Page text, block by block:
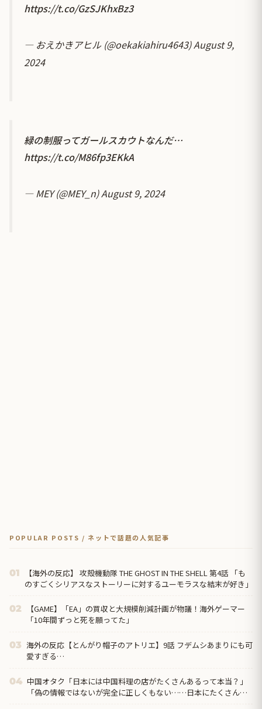
https://t.co/GzSJKhxBz3
— おえかきアヒル (@oekakiahiru4643)August 9,
2024
緑の制服ってガールスカウトなんだ…
https://t.co/M86fp3EKkA
— MEY (@MEY_n)August 9, 2024
POPULAR POSTS / ネットで話題の人気記事
01
【海外の反応】 攻殻機動隊 THE GHOST IN THE SHELL 第4話 「も
のすごくシリアスなストーリーに対するユーモラスな結末が好き」
02
【GAME】「EA」の買収と大規模削減計画が物議！海外ゲーマー
「10年間ずっと死を願ってた」
03 海外の反応【とんがり帽子のアトリエ】9話 フデムシあまりにも可
愛すぎる…
04 中国オタク「日本には中国料理の店がたくさんあるって本当？」
「偽の情報ではないが完全に正しくもない……日本にたくさんあ